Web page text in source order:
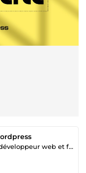
Je suis un expert designer, développeur web et funnel builder